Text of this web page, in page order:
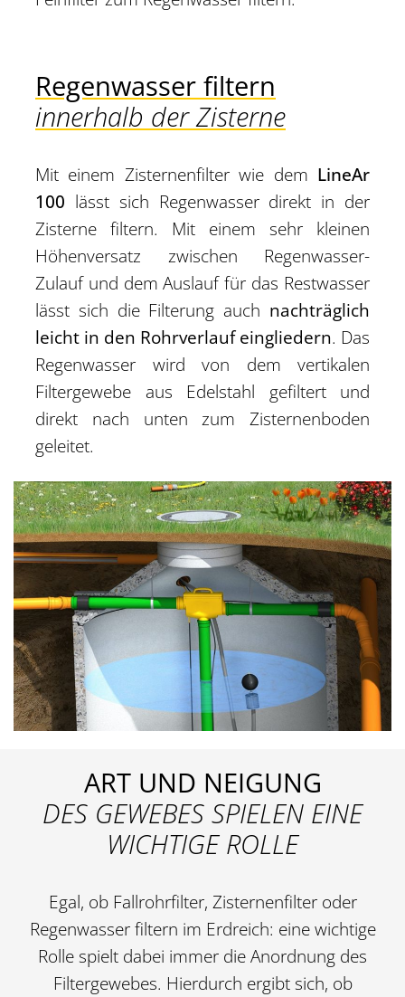
Regenwasser filtern
innerhalb der Zisterne
Mit einem Zisternenfilter wie dem LineAr
100 lässt sich Regenwasser direkt in der
Zisterne filtern. Mit einem sehr kleinen
Höhenversatz zwischen Regenwasser-
Zulauf und dem Auslauf für das Restwasser
lässt sich die Filterung auch nachträglich
leicht in den Rohrverlauf eingliedern. Das
Regenwasser wird von dem vertikalen
Filtergewebe aus Edelstahl gefiltert und
direkt nach unten zum Zisternenboden
geleitet.
ART UND NEIGUNG
DES GEWEBES SPIELEN EINE
WICHTIGE ROLLE
Egal, ob Fallrohrfilter, Zisternenfilter oder
Regenwasser filtern im Erdreich: eine wichtige
Rolle spielt dabei immer die Anordnung des
Filtergewebes. Hierdurch ergibt sich, ob